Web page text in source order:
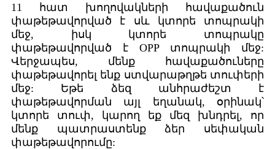
11 հատ խողովակների հավաքածուն
փաթեթավորված է սև կտորե տոպրակի
մեջ, իսկ կտորե տոպրակը
փաթեթավորված է OPP տոպրակի մեջ:
Վերջապես, մենք հավաքածուները
փաթեթավորել ենք ստվարաթղթե տուփերի
մեջ: Եթե ձեզ անհրաժեշտ է
փաթեթավորման այլ եղանակ, օրինակ՝
կտորե տուփ, կարող եք մեզ խնդրել, որ
մենք պատրաստենք ձեր սեփական
փաթեթավորումը: